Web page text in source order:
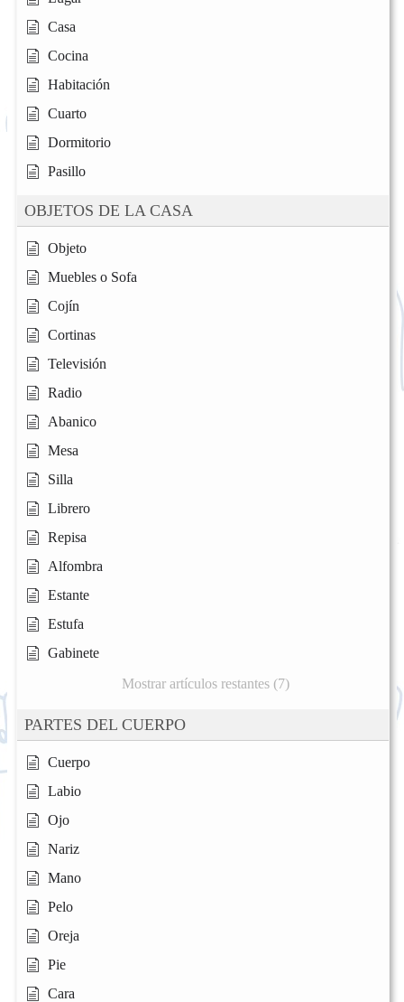
Casa
Cocina
Habitación
Cuarto
Dormitorio
Pasillo
OBJETOS DE LA CASA
Objeto
Muebles o Sofa
Cojín
Cortinas
Televisión
Radio
Abanico
Mesa
Silla
Librero
Repisa
Alfombra
Estante
Estufa
Gabinete
Mostrar artículos restantes (7)
PARTES DEL CUERPO
Cuerpo
Labio
Ojo
Nariz
Mano
Pelo
Oreja
Pie
Cara